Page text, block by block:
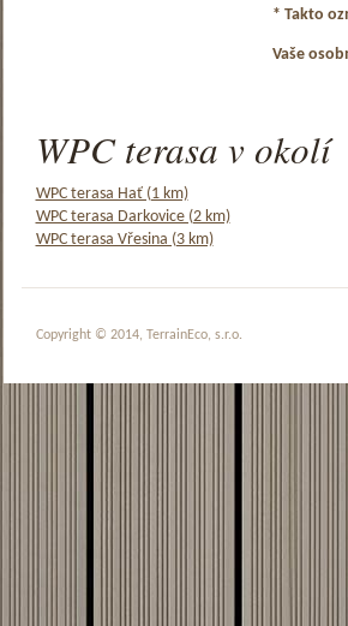
* Takto
Vaše
WPC terasa v okolí
WPC terasa Hať (1 km)
WPC terasa Darkovice (2 km)
WPC terasa Vřesina (3 km)
Copyright © 2014, TerrainEco, s.r.o.